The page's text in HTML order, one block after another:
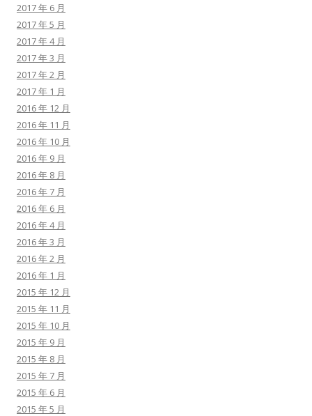
2017 年 6 月
2017 年 5 月
2017 年 4 月
2017 年 3 月
2017 年 2 月
2017 年 1 月
2016 年 12 月
2016 年 11 月
2016 年 10 月
2016 年 9 月
2016 年 8 月
2016 年 7 月
2016 年 6 月
2016 年 4 月
2016 年 3 月
2016 年 2 月
2016 年 1 月
2015 年 12 月
2015 年 11 月
2015 年 10 月
2015 年 9 月
2015 年 8 月
2015 年 7 月
2015 年 6 月
2015 年 5 月